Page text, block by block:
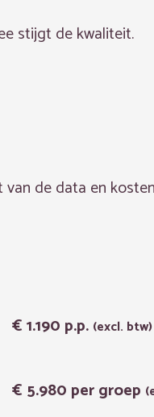
stijgt de kwaliteit.
de data en
€ 1.190 p.p. (excl. btw)
€ 5.980 per groep